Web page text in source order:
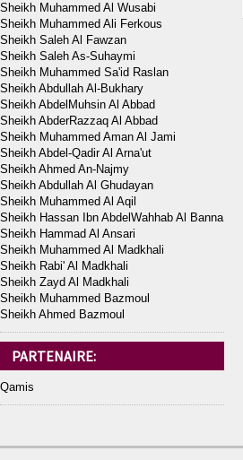
Sheikh Muhammed Al Wusabi
Sheikh Muhammed Ali Ferkous
Sheikh Saleh Al Fawzan
Sheikh Saleh As-Suhaymi
Sheikh Muhammed Sa'id Raslan
Sheikh Abdullah Al-Bukhary
Sheikh AbdelMuhsin Al Abbad
Sheikh AbderRazzaq Al Abbad
Sheikh Muhammed Aman Al Jami
Sheikh Abdel-Qadir Al Arna'ut
Sheikh Ahmed An-Najmy
Sheikh Abdullah Al Ghudayan
Sheikh Muhammed Al Aqil
Sheikh Hassan Ibn AbdelWahhab Al Banna
Sheikh Hammad Al Ansari
Sheikh Muhammed Al Madkhali
Sheikh Rabi' Al Madkhali
Sheikh Zayd Al Madkhali
Sheikh Muhammed Bazmoul
Sheikh Ahmed Bazmoul
PARTENAIRE:
Qamis